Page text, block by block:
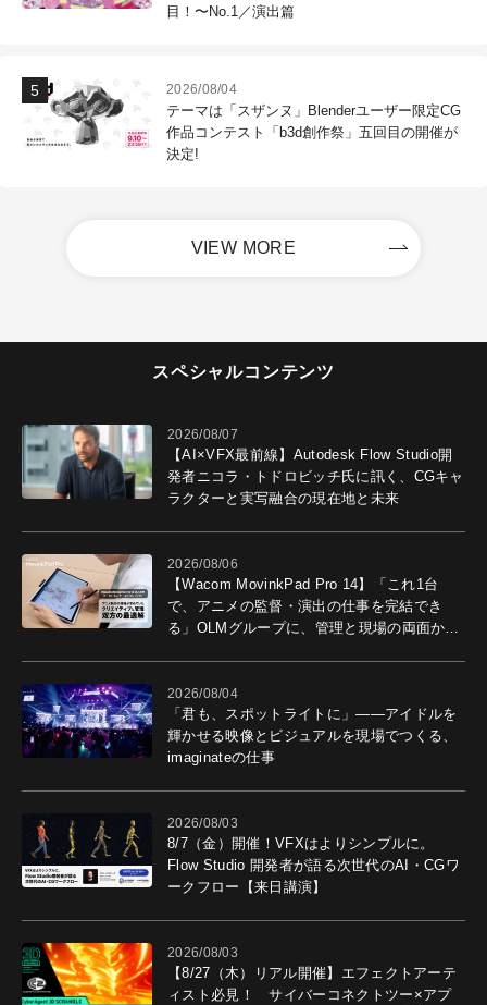
目！〜No.1／演出篇
2026/08/04
テーマは「スザンヌ」Blenderユーザー限定CG
作品コンテスト「b3d創作祭」五回目の開催が
決定!
VIEW MORE
スペシャルコンテンツ
2026/08/07
【AI×VFX最前線】Autodesk Flow Studio開
発者ニコラ・トドロビッチ氏に訊く、CGキャ
ラクターと実写融合の現在地と未来
2026/08/06
【Wacom MovinkPad Pro 14】「これ1台
で、アニメの監督・演出の仕事を完結でき
る」OLMグループに、管理と現場の両面から
2026/08/04
「君も、スポットライトに」――アイドルを
輝かせる映像とビジュアルを現場でつくる、
imaginateの仕事
2026/08/03
8/7（金）開催！VFXはよりシンプルに。
Flow Studio 開発者が語る次世代のAI・CGワ
ークフロー【来日講演】
2026/08/03
【8/27（木）リアル開催】エフェクトアーテ
ィスト必見！ サイバーコネクトツー×アプ